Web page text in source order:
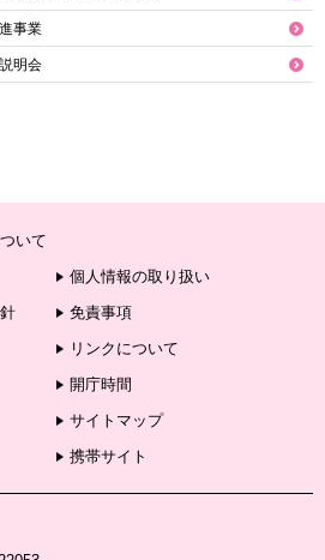
事業
明会
いて
個人情報の取り扱い
免責事項
リンクについて
開庁時間
サイトマップ
携帯サイト